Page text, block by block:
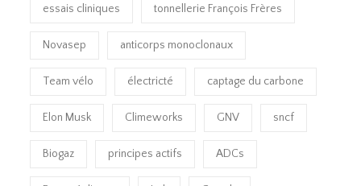
essais cliniques tonnellerie François Frères
Novasep anticorps monoclonaux
Team vélo électricté captage du carbone
Elon Musk Climeworks GNV sncf
Biogaz principes actifs ADCs